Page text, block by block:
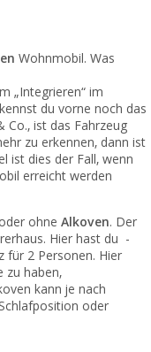
Wohnmobil. Was
„Integrieren“ im
du vorne noch das
Co., ist das Fahrzeug
zu erkennen, dann ist
ist dies der Fall, wenn
erreicht werden
ohne Alkoven. Der
Hier hast du -
für 2 Personen. Hier
zu haben,
kann je nach
oder